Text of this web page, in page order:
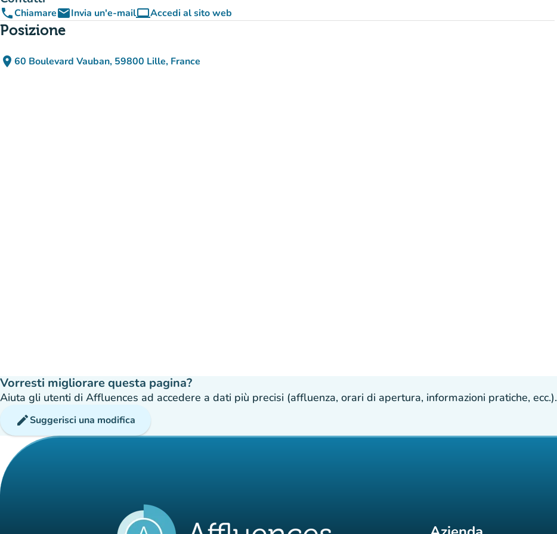
phoneChiamareemailInvia un'e-mailcomputerAccedi al sito web
(nuova scheda)
Posizione
place 60 Boulevard Vauban, 59800 Lille, France
(apri in Google Maps)
(nuova scheda)
Vorresti migliorare questa pagina?
Aiuta gli utenti di Affluences ad accedere a dati più precisi (affluenza, orari di apertura, informazioni pratiche, ecc.).
editSuggerisci una modifica